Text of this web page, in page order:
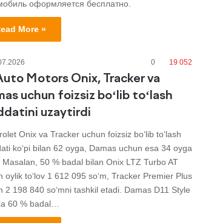
оформляется бесплатно.
More »
0 19 052
Motors Onix, Tracker va
uchun foizsiz bo‘lib to‘lash
uzaytirdi
Onix va Tracker uchun foizsiz bo‘lib to‘lash
ko‘pi bilan 62 oyga, Damas uchun esa 34 oyga
Masalan, 50 % badal bilan Onix LTZ Turbo AT
oylik to‘lov 1 612 095 so‘m, Tracker Premier Plus
2 198 840 so‘mni tashkil etadi. Damas D11 Style
60 % badal…